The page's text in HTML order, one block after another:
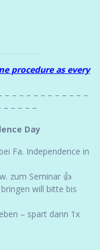
procedure as every
– – – – – – – – – – – –
– – – – –
Day
Fa. Independence in
zum Seminar 👍
will bitte bis
– spart dann 1x